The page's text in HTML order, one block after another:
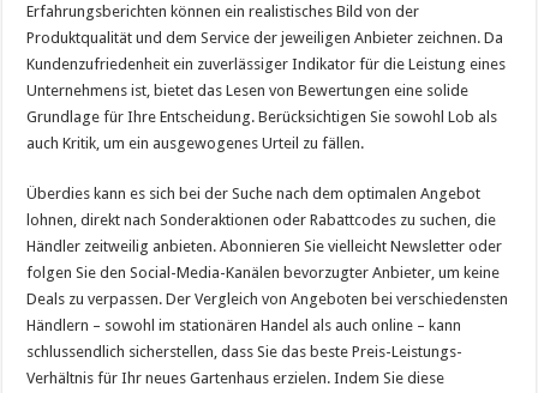
Erfahrungsberichten können ein realistisches Bild von der
Produktqualität und dem Service der jeweiligen Anbieter zeichnen. Da
Kundenzufriedenheit ein zuverlässiger Indikator für die Leistung eines
Unternehmens ist, bietet das Lesen von Bewertungen eine solide
Grundlage für Ihre Entscheidung. Berücksichtigen Sie sowohl Lob als
auch Kritik, um ein ausgewogenes Urteil zu fällen.
Überdies kann es sich bei der Suche nach dem optimalen Angebot
lohnen, direkt nach Sonderaktionen oder Rabattcodes zu suchen, die
Händler zeitweilig anbieten. Abonnieren Sie vielleicht Newsletter oder
folgen Sie den Social-Media-Kanälen bevorzugter Anbieter, um keine
Deals zu verpassen. Der Vergleich von Angeboten bei verschiedensten
Händlern – sowohl im stationären Handel als auch online – kann
schlussendlich sicherstellen, dass Sie das beste Preis-Leistungs-
Verhältnis für Ihr neues Gartenhaus erzielen. Indem Sie diese